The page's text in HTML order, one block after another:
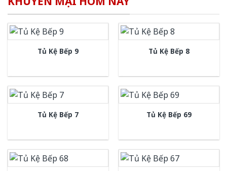
Tủ Kệ Bếp 9 Tủ Kệ Bếp 8
Tủ Kệ Bếp 7 Tủ Kệ Bếp 69